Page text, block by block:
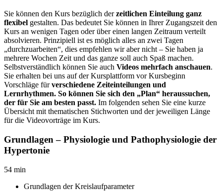
Sie können den Kurs bezüglich derzeitlichen Einteilung ganz
flexibel gestalten. Das bedeutet Sie können in Ihrer Zugangszeit den
Kurs an wenigen Tagen oder über einen langen Zeitraum verteilt
absolvieren. Prinzipiell ist es möglich alles an zwei Tagen
„durchzuarbeiten“, dies empfehlen wir aber nicht – Sie haben ja
mehrere Wochen Zeit und das ganze soll auch Spaß machen.
Selbstverständlich können Sie auch Videos mehrfach anschauen.
Sie erhalten bei uns auf der Kursplattform vor Kursbeginn
Vorschläge fürverschiedene Zeiteinteilungen und
Lernrhythmen. So können Sie sich den „Plan“ heraussuchen,
der für Sie am besten passt. Im folgenden sehen Sie eine kurze
Übersicht mit thematischen Stichworten und der jeweiligen Länge
für die Videovorträge im Kurs.
Grundlagen – Physiologie und Pathophysiologie der
Hypertonie
54 min
Grundlagen der Kreislaufparameter